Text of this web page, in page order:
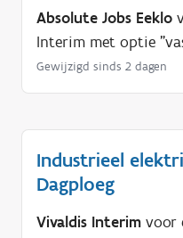
Absolute Jobs Eeklo
Interim met optie
Gewijzigd sinds 2 dagen
Industrieel
Dagploeg
Vivaldis Interim voor